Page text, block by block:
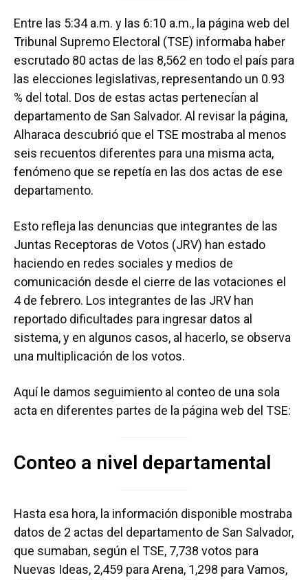
Entre las 5:34 a.m. y las 6:10 a.m., la página web del
Tribunal Supremo Electoral (TSE) informaba haber
escrutado 80 actas de las 8,562 en todo el país para
las elecciones legislativas, representando un 0.93
% del total. Dos de estas actas pertenecían al
departamento de San Salvador. Al revisar la página,
Alharaca descubrió que el TSE mostraba al menos
seis recuentos diferentes para una misma acta,
fenómeno que se repetía en las dos actas de ese
departamento.
Esto refleja las denuncias que integrantes de las
Juntas Receptoras de Votos (JRV) han estado
haciendo en redes sociales y medios de
comunicación desde el cierre de las votaciones el
4 de febrero. Los integrantes de las JRV han
reportado dificultades para ingresar datos al
sistema, y en algunos casos, al hacerlo, se observa
una multiplicación de los votos.
Aquí le damos seguimiento al conteo de una sola
acta en diferentes partes de la página web del TSE:
Conteo a nivel departamental
Hasta esa hora, la información disponible mostraba
datos de 2 actas del departamento de San Salvador,
que sumaban, según el TSE, 7,738 votos para
Nuevas Ideas, 2,459 para Arena, 1,298 para Vamos,